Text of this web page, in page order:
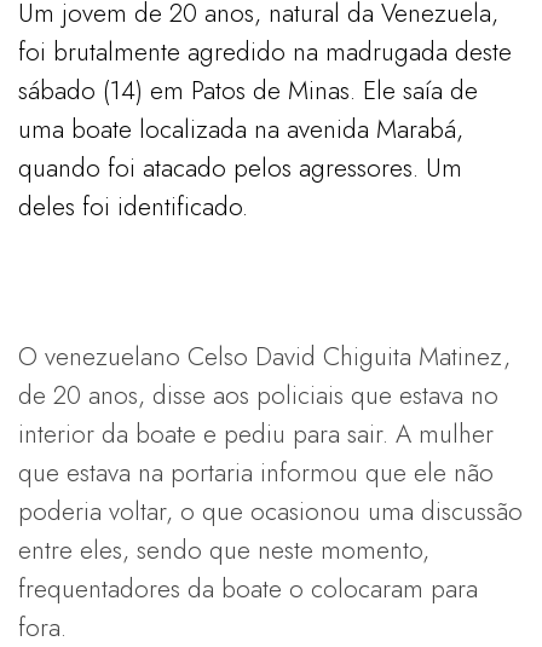
Um jovem de 20 anos, natural da Venezuela,
foi brutalmente agredido na madrugada deste
sábado (14) em Patos de Minas. Ele saía de
uma boate localizada na avenida Marabá,
quando foi atacado pelos agressores. Um
deles foi identificado.
O venezuelano Celso David Chiguita Matinez,
de 20 anos, disse aos policiais que estava no
interior da boate e pediu para sair. A mulher
que estava na portaria informou que ele não
poderia voltar, o que ocasionou uma discussão
entre eles, sendo que neste momento,
frequentadores da boate o colocaram para
fora.